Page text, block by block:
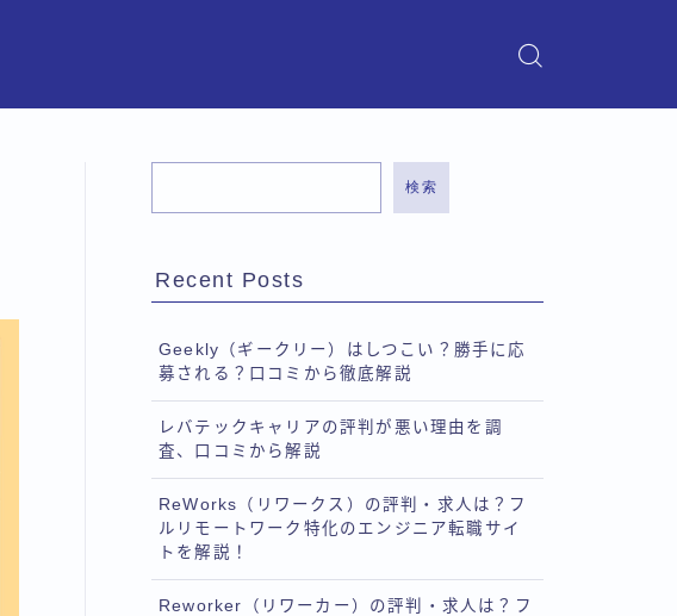
検索
Recent Posts
Geekly（ギークリー）はしつこい？勝手に応
募される？口コミから徹底解説
レバテックキャリアの評判が悪い理由を調
査、口コミから解説
ReWorks（リワークス）の評判・求人は？フ
ルリモートワーク特化のエンジニア転職サイ
トを解説！
Reworker（リワーカー）の評判・求人は？フ